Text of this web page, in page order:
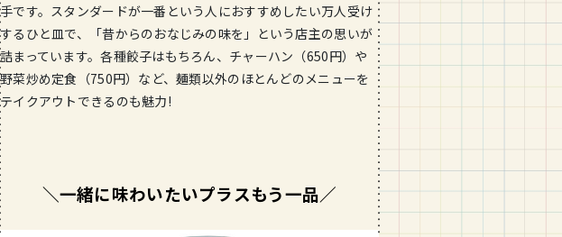
手です。スタンダードが一番という人におすすめしたい万人受け
するひと皿で、「昔からのおなじみの味を」という店主の思いが
詰まっています。各種餃子はもちろん、チャーハン（650円）や
野菜炒め定食（750円）など、麺類以外のほとんどのメニューを
テイクアウトできるのも魅力!
＼一緒に味わいたいプラスもう一品／